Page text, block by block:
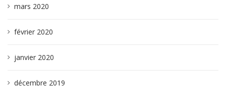
mars 2020
février 2020
janvier 2020
décembre 2019